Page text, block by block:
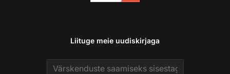
Liituge meie uudiskirjaga
Email address